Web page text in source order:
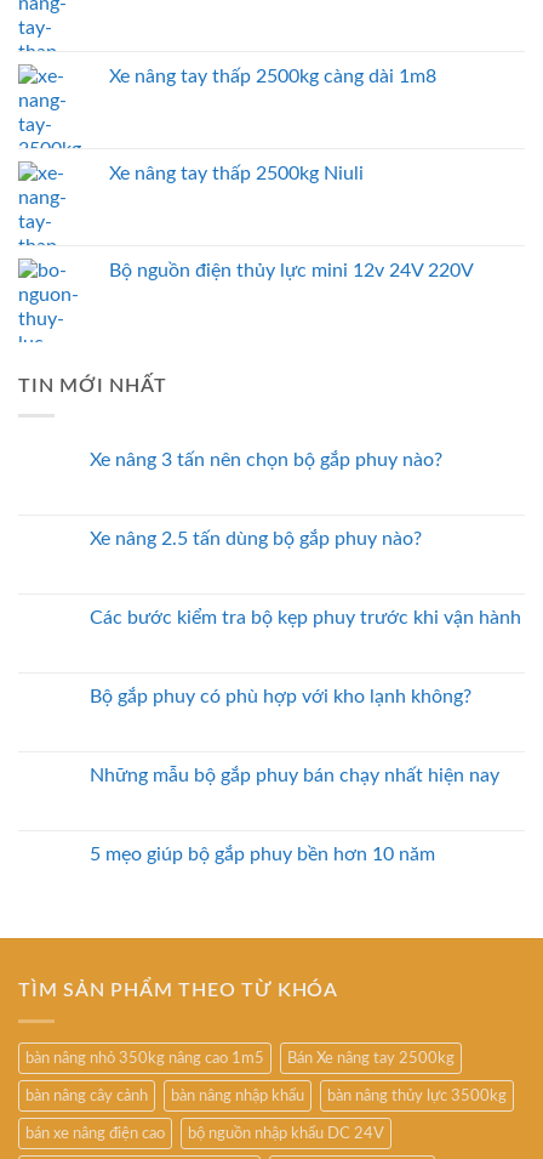
Xe nâng tay thấp 2500kg càng dài 1m8
Xe nâng tay thấp 2500kg Niuli
Bộ nguồn điện thủy lực mini 12v 24V 220V
TIN MỚI NHẤT
Xe nâng 3 tấn nên chọn bộ gắp phuy nào?
Xe nâng 2.5 tấn dùng bộ gắp phuy nào?
Các bước kiểm tra bộ kẹp phuy trước khi vận hành
Bộ gắp phuy có phù hợp với kho lạnh không?
Những mẫu bộ gắp phuy bán chạy nhất hiện nay
5 mẹo giúp bộ gắp phuy bền hơn 10 năm
TÌM SẢN PHẨM THEO TỪ KHÓA
bàn nâng nhỏ 350kg nâng cao 1m5 Bán Xe nâng tay 2500kg
bàn nâng cây cảnh bàn nâng nhập khẩu bàn nâng thủy lực 3500kg
bán xe nâng điện cao bộ nguồn nhập khẩu DC 24V